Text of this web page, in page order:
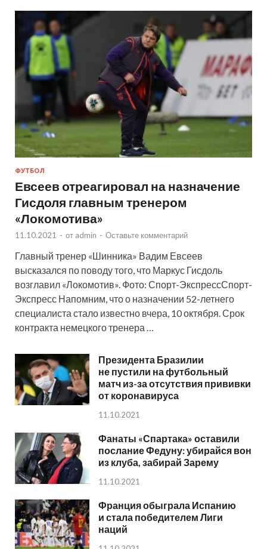
ФУТБОЛ
Евсеев отреагировал на назначение
Гисдоля главным тренером
«Локомотива»
11.10.2021 - от admin - Оставьте комментарий
Главный тренер «Шинника» Вадим Евсеев
высказался по поводу того, что Маркус Гисдоль
возглавил «Локомотив». Фото: Спорт-ЭкспрессСпорт-
Экспресс Напомним, что о назначении 52-летнего
специалиста стало известно вчера, 10 октября. Срок
контракта немецкого тренера …
Президента Бразилии
не пустили на футбольный
матч из-за отсутствия прививки
от коронавируса
11.10.2021
Фанаты «Спартака» оставили
послание Федуну: убирайся вон
из клуба, забирай Зарему
11.10.2021
Франция обыграла Испанию
и стала победителем Лиги
наций